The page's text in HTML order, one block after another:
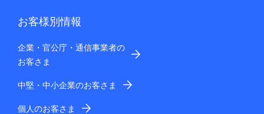
お客様別情報
企業・官公庁・通信事業者の
お客さま
中堅・中小企業のお客さま
個人のお客さま